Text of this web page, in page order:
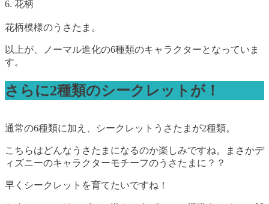
6. 花柄
花柄模様のうさたま。
以上が、ノーマル進化の6種類のキャラクターとなっていま
す。
さらに2種類のシークレットが！
通常の6種類に加え、シークレットうさたまが2種類。
こちらはどんなうさたまになるのか楽しみですね。まさかデ
ィズニーのキャラクターモチーフのうさたまに？？
早くシークレットを育てたいですね！